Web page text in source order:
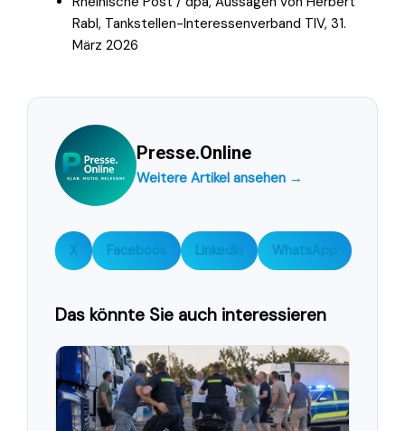
Rabl, Tankstellen-Interessenverband TIV, 31.
März 2026
Presse.Online
Weitere Artikel ansehen →
X Facebook LinkedIn WhatsApp
Das könnte Sie auch interessieren